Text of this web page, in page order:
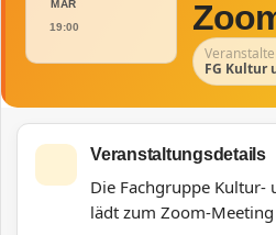
MÄR
19:00
FG Kultur
Veranstaltungsdetails
Die Fachgruppe Kultur-
lädt zum Zoom-